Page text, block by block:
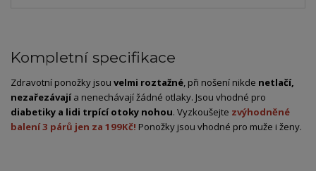
Kompletní specifikace
Zdravotní ponožky jsou velmi roztažné, při nošení nikde netlačí,
nezařezávajía nenechávají žádné otlaky. Jsou vhodné pro
diabetiky a lidi trpící otoky nohou. Vyzkoušejte zvýhodněné
balení 3 párů jen za 199Kč! Ponožky jsou vhodné pro muže i ženy.